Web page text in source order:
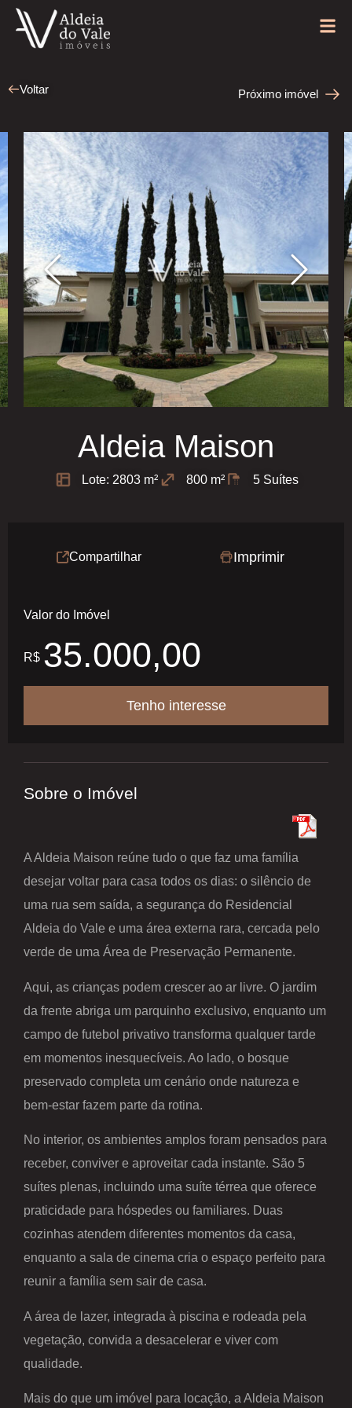
Voltar Próximo imóvel
Aldeia Maison
Lote: 2803 m² 800 m² 5 Suítes
Sobre o Imóvel
A Aldeia Maison reúne tudo o que faz uma família
desejar voltar para casa todos os dias: o silêncio de
uma rua sem saída, a segurança do Residencial
Aldeia do Vale e uma área externa rara, cercada pelo
verde de uma Área de Preservação Permanente.
Aqui, as crianças podem crescer ao ar livre. O jardim
da frente abriga um parquinho exclusivo, enquanto um
campo de futebol privativo transforma qualquer tarde
em momentos inesquecíveis. Ao lado, o bosque
preservado completa um cenário onde natureza e
bem-estar fazem parte da rotina.
No interior, os ambientes amplos foram pensados para
receber, conviver e aproveitar cada instante. São 5
suítes plenas, incluindo uma suíte térrea que oferece
praticidade para hóspedes ou familiares. Duas
cozinhas atendem diferentes momentos da casa,
enquanto a sala de cinema cria o espaço perfeito para
reunir a família sem sair de casa.
A área de lazer, integrada à piscina e rodeada pela
vegetação, convida a desacelerar e viver com
qualidade.
Mais do que um imóvel para locação, a Aldeia Maison
Compartilhar Imprimir
Valor do Imóvel
R$ 35.000,00
Tenho interesse